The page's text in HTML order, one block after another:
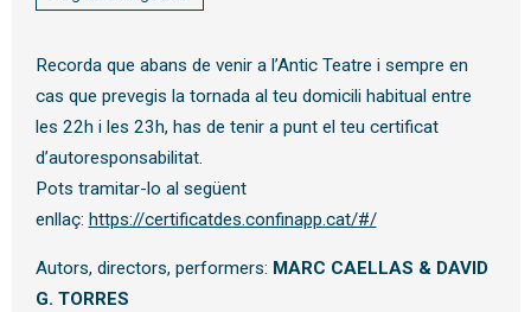
Recorda que abans de venir a l’Antic Teatre i sempre en
cas que prevegis la tornada al teu domicili habitual entre
les 22h i les 23h, has de tenir a punt el teu certificat
d’autoresponsabilitat.
Pots tramitar-lo al següent
enllaç: https://certificatdes.confinapp.cat/#/
Autors, directors, performers: MARC CAELLAS & DAVID
G. TORRES